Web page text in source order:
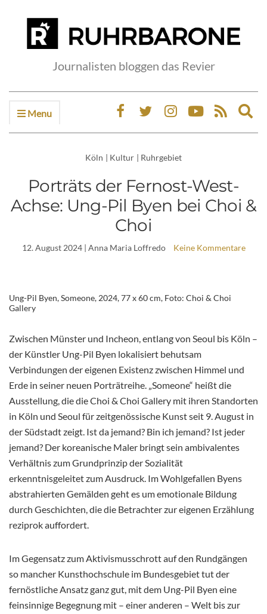
Journalisten bloggen das Revier
Menu
Köln | Kultur | Ruhrgebiet
Porträts der Fernost-West-
Achse: Ung-Pil Byen bei Choi &
Choi
12. August 2024| Anna Maria Loffredo Keine Kommentare
Ung-Pil Byen, Someone, 2024, 77 x 60 cm, Foto: Choi & Choi
Gallery
Zwischen Münster und Incheon, entlang von Seoul bis Köln –
der Künstler Ung-Pil Byen lokalisiert behutsam
Verbindungen der eigenen Existenz zwischen Himmel und
Erde in seiner neuen Porträtreihe. „Someone“ heißt die
Ausstellung, die die Choi & Choi Gallery mit ihren Standorten
in Köln und Seoul für zeitgenössische Kunst seit 9. August in
der Südstadt zeigt. Ist da jemand? Bin ich jemand? Ist jeder
jemand? Der koreanische Maler bringt sein ambivalentes
Verhältnis zum Grundprinzip der Sozialität
erkenntnisgeleitet zum Ausdruck. Im Wohlgefallen Byens
abstrahierten Gemälden geht es um emotionale Bildung
durch Geschichten, die die Betrachter zur eigenen Erzählung
reziprok auffordert.
Im Gegensatz zum Aktivismusschrott auf den Rundgängen
so mancher Kunsthochschule im Bundesgebiet tut der
fernöstliche Ansatz ganz gut, mit dem Ung-Pil Byen eine
feinsinnige Begegnung mit – einer anderen – Welt bis zur